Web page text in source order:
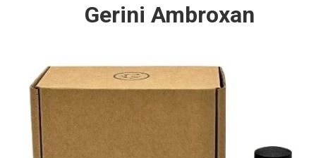
Gerini Ambroxan